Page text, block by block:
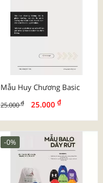
Mẫu Huy Chương Basic
25.000₫ 25.000 ₫
-0%